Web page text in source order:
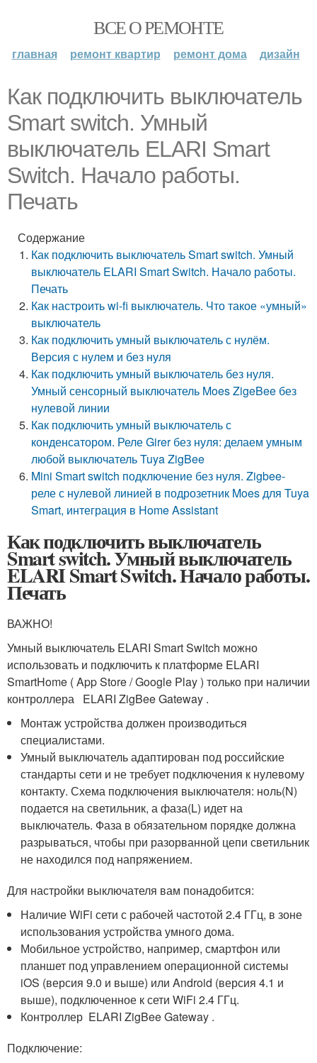
ВСЕ О РЕМОНТЕ
главная ремонт квартир ремонт дома дизайн
Как подключить выключатель
Smart switch. Умный
выключатель ELARI Smart
Switch. Начало работы.
Печать
Содержание
Как подключить выключатель Smart switch. Умный
выключатель ELARI Smart Switch. Начало работы.
Печать
Как настроить wi-fi выключатель. Что такое «умный»
выключатель
Как подключить умный выключатель с нулём.
Версия с нулем и без нуля
Как подключить умный выключатель без нуля.
Умный сенсорный выключатель Moes ZigeBee без
нулевой линии
Как подключить умный выключатель с
конденсатором. Реле Girer без нуля: делаем умным
любой выключатель Tuya ZigBee
Mini Smart switch подключение без нуля. Zigbee-
реле с нулевой линией в подрозетник Moes для Tuya
Smart, интеграция в Home Assistant
Как подключить выключатель
Smart switch. Умный выключатель
ELARI Smart Switch. Начало работы.
Печать
ВАЖНО!
Умный выключатель ELARI Smart Switch можно
использовать и подключить к платформе ELARI
SmartHome ( App Store / Google Play ) только при наличии
контроллера ELARI ZigBee Gateway .
Монтаж устройства должен производиться
специалистами.
Умный выключатель адаптирован под российские
стандарты сети и не требует подключения к нулевому
контакту. Схема подключения выключателя: ноль(N)
подается на светильник, а фаза(L) идет на
выключатель. Фаза в обязательном порядке должна
разрываться, чтобы при разорванной цепи светильник
не находился под напряжением.
Для настройки выключателя вам понадобится:
Наличие WiFi сети с рабочей частотой 2.4 ГГц, в зоне
использования устройства умного дома.
Мобильное устройство, например, смартфон или
планшет под управлением операционной системы
iOS (версия 9.0 и выше) или Android (версия 4.1 и
выше), подключенное к сети WiFi 2.4 ГГц.
Контроллер ELARI ZigBee Gateway .
Подключение: